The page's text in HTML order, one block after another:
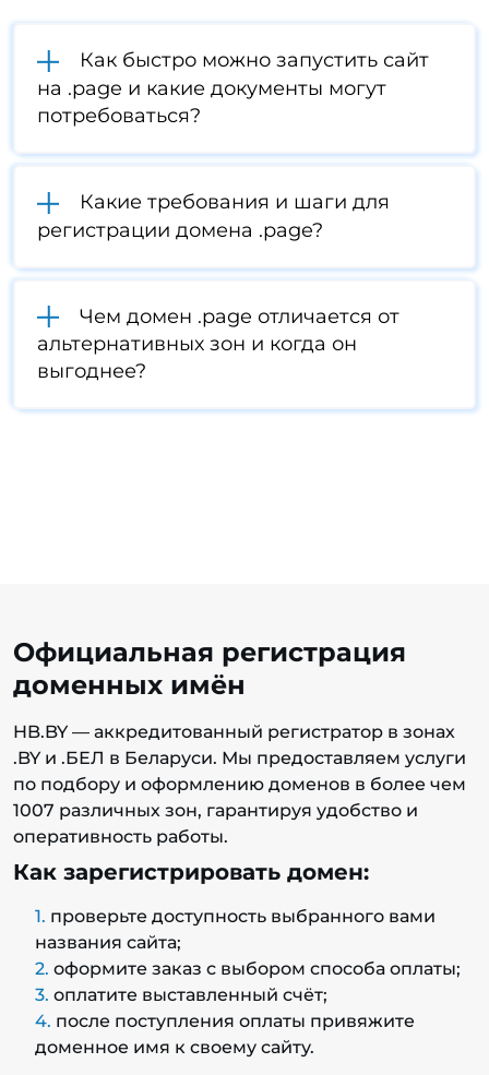
Как быстро можно запустить сайт
на .page и какие документы могут
потребоваться?
Какие требования и шаги для
регистрации домена .page?
Чем домен .page отличается от
альтернативных зон и когда он
выгоднее?
Официальная регистрация
доменных имён
HB.BY — аккредитованный регистратор в зонах
.BY и .БЕЛ в Беларуси. Мы предоставляем услуги
по подбору и оформлению доменов в более чем
1007 различных зон, гарантируя удобство и
оперативность работы.
Как зарегистрировать домен:
проверьте доступность выбранного вами
названия сайта;
оформите заказ с выбором способа оплаты;
оплатите выставленный счёт;
после поступления оплаты привяжите
доменное имя к своему сайту.